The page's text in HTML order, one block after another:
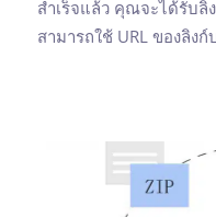
สำเร็จแล้ว คุณจะได้รับ
สามารถใช้ URL ของลิ